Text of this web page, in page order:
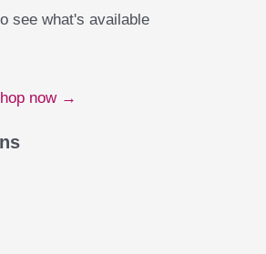
see what's available
now →